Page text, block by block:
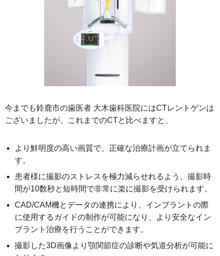
今までも鈴鹿市の歯医者 大木歯科医院にはCTレントゲンは
ございましたが、これまでのCTと比べますと、
より鮮明度の高い画質で、正確な治療計画が立てられま
す。
患者様に撮影のストレスを極力減らせれるよう、撮影時
間が10数秒と短時間で非常に楽に撮影を受けられます。
CAD/CAM機とデータの連携により、インプラントの際
に使用するガイドの制作が可能になり、より安全なイン
プラント治療を行うことができます。
撮影した3D画像より顎関節症の診断や気道分析が可能に